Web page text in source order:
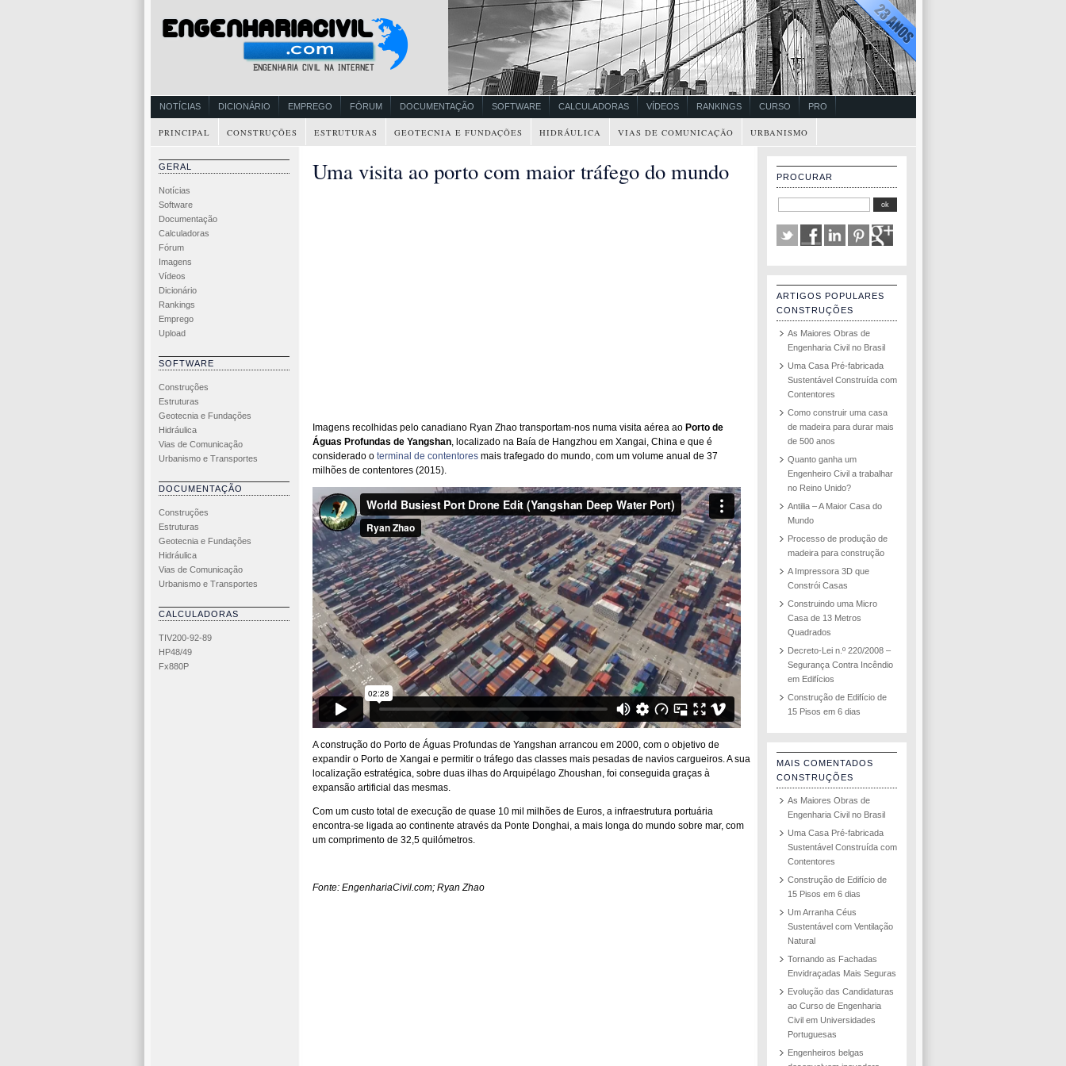
NOTÍCIAS DICIONÁRIO EMPREGO FÓRUM DOCUMENTAÇÃO SOFTWARE CALCULADORAS VÍDEOS RANKINGS CURSO PRO
PRINCIPAL CONSTRUÇÕES ESTRUTURAS GEOTECNIA E FUNDAÇÕES HIDRÁULICA VIAS DE COMUNICAÇÃO URBANISMO
GERAL
Notícias
Software
Documentação
Calculadoras
Fórum
Imagens
Vídeos
Dicionário
Rankings
Emprego
Upload
SOFTWARE
Construções
Estruturas
Geotecnia e Fundações
Hidráulica
Vias de Comunicação
Urbanismo e Transportes
DOCUMENTAÇÃO
Construções
Estruturas
Geotecnia e Fundações
Hidráulica
Vias de Comunicação
Urbanismo e Transportes
CALCULADORAS
TIV200-92-89
HP48/49
Fx880P
Uma visita ao porto com maior tráfego do mundo
Imagens recolhidas pelo canadiano Ryan Zhao transportam-nos numa visita aérea ao Porto de
Águas Profundas de Yangshan, localizado na Baía de Hangzhou em Xangai, China e que é
considerado o terminal de contentoresmais trafegado do mundo, com um volume anual de 37
milhões de contentores (2015).
A construção do Porto de Águas Profundas de Yangshan arrancou em 2000, com o objetivo de
expandir o Porto de Xangai e permitir o tráfego das classes mais pesadas de navios cargueiros. A sua
localização estratégica, sobre duas ilhas do Arquipélago Zhoushan, foi conseguida graças à
expansão artificial das mesmas.
Com um custo total de execução de quase 10 mil milhões de Euros, a infraestrutura portuária
encontra-se ligada ao continente através da Ponte Donghai, a mais longa do mundo sobre mar, com
um comprimento de 32,5 quilómetros.
Fonte: EngenhariaCivil.com; Ryan Zhao
PROCURAR
ARTIGOS POPULARES
CONSTRUÇÕES
As Maiores Obras de
Engenharia Civil no Brasil
Uma Casa Pré-fabricada
Sustentável Construída com
Contentores
Como construir uma casa
de madeira para durar mais
de 500 anos
Quanto ganha um
Engenheiro Civil a trabalhar
no Reino Unido?
Antilia – A Maior Casa do
Mundo
Processo de produção de
madeira para construção
A Impressora 3D que
Constrói Casas
Construindo uma Micro
Casa de 13 Metros
Quadrados
Decreto-Lei n.º 220/2008 –
Segurança Contra Incêndio
em Edifícios
Construção de Edifício de
15 Pisos em 6 dias
MAIS COMENTADOS
CONSTRUÇÕES
As Maiores Obras de
Engenharia Civil no Brasil
Uma Casa Pré-fabricada
Sustentável Construída com
Contentores
Construção de Edifício de
15 Pisos em 6 dias
Um Arranha Céus
Sustentável com Ventilação
Natural
Tornando as Fachadas
Envidraçadas Mais Seguras
Evolução das Candidaturas
ao Curso de Engenharia
Civil em Universidades
Portuguesas
Engenheiros belgas